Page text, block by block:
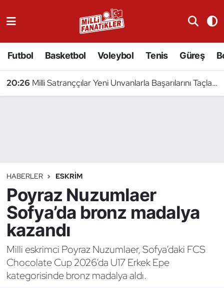
Futbol Basketbol Voleybol Tenis Güreş
20:26 Milli Satranççılar Yeni Unvanlarla Başarılarını Taçlandırdı
HABERLER ESKRIM
Poyraz Nuzumlaer
Sofya’da bronz madalya
kazandı
Milli eskrimci Poyraz Nuzumlaer, Sofya’daki FCS
Chocolate Cup 2026’da U17 Erkek Epe
kategorisinde bronz madalya aldı.
Badminton
Binicilik
Bisiklet
Boks